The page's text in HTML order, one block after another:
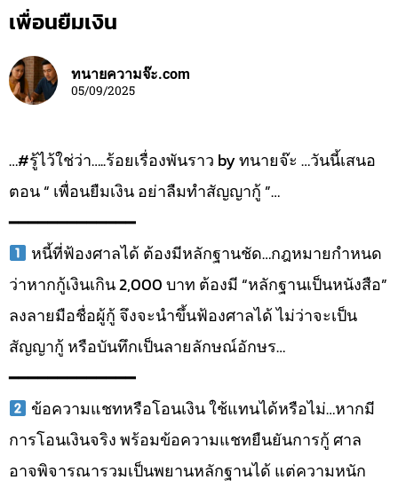
เพื่อนยืมเงิน
ทนายความจ๊ะ.com
05/09/2025
…#รู้ไว้ใช่ว่า…..ร้อยเรื่องพันราว by ทนายจ๊ะ …วันนี้เสนอ
ตอน “ เพื่อนยืมเงิน อย่าลืมทำสัญญากู้ ”…
━━━━━━━━━━━━━
หนี้ที่ฟ้องศาลได้ ต้องมีหลักฐานชัด…กฎหมายกำหนด
ว่าหากกู้เงินเกิน 2,000 บาท ต้องมี “หลักฐานเป็นหนังสือ”
ลงลายมือชื่อผู้กู้ จึงจะนำขึ้นฟ้องศาลได้ ไม่ว่าจะเป็น
สัญญากู้ หรือบันทึกเป็นลายลักษณ์อักษร…
━━━━━━━━━━━━━
ข้อความแชทหรือโอนเงิน ใช้แทนได้หรือไม่…หากมี
การโอนเงินจริง พร้อมข้อความแชทยืนยันการกู้ ศาล
อาจพิจารณารวมเป็นพยานหลักฐานได้ แต่ความหนัก